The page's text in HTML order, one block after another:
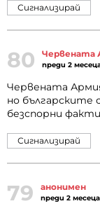
Сигнализирай
80 Червената
преди 2
Червената
но българските
безспорни
Сигнализирай
79 анонимен
преди 2 месеца